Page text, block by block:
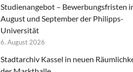
Studienangebot – Bewerbungsfristen
August und September der Philipps-
Universität
6. August 2026
Stadtarchiv Kassel in neuen